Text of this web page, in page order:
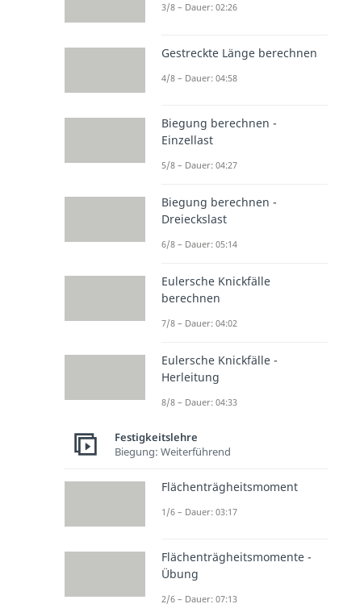
3/8 – Dauer: 02:26
Gestreckte Länge berechnen
4/8 – Dauer: 04:58
Biegung berechnen -
Einzellast
5/8 – Dauer: 04:27
Biegung berechnen -
Dreieckslast
6/8 – Dauer: 05:14
Eulersche Knickfälle
berechnen
7/8 – Dauer: 04:02
Eulersche Knickfälle -
Herleitung
8/8 – Dauer: 04:33
Festigkeitslehre
Biegung: Weiterführend
Flächenträgheitsmoment
1/6 – Dauer: 03:17
Flächenträgheitsmomente -
Übung
2/6 – Dauer: 07:13